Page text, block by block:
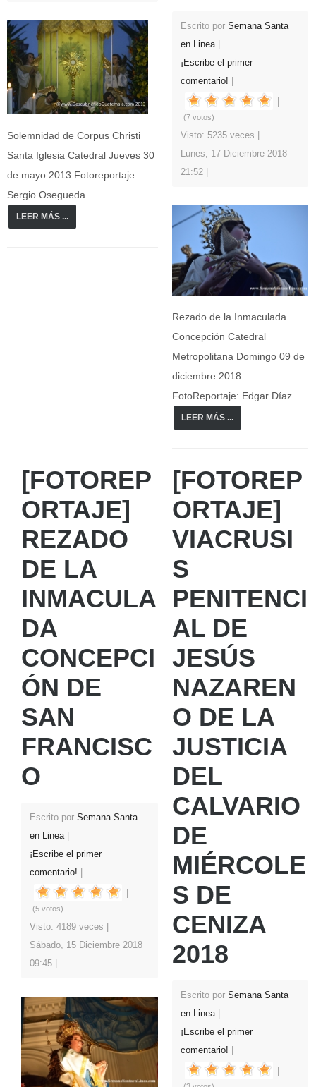
Solemnidad de Corpus Christi
Santa Iglesia Catedral Jueves 30
de mayo 2013 Fotoreportaje:
Sergio Osegueda
LEER MÁS ...
Escrito por Semana Santa
en Linea
¡Escribe el primer
comentario!
(7 votos)
Visto: 5235 veces
Lunes, 17 Diciembre 2018
21:52
Rezado de la Inmaculada
Concepción Catedral
Metropolitana Domingo 09 de
diciembre 2018
FotoReportaje: Edgar Díaz
LEER MÁS ...
[FOTOREP
ORTAJE]
REZADO
DE LA
INMACULA
DA
CONCEPCI
ÓN DE
SAN
FRANCISC
O
Escrito por Semana Santa
en Linea
¡Escribe el primer
comentario!
(5 votos)
Visto: 4189 veces
Sábado, 15 Diciembre 2018
09:45
[FOTOREP
ORTAJE]
VIACRUSI
S
PENITENCI
AL DE
JESÚS
NAZAREN
O DE LA
JUSTICIA
DEL
CALVARIO
DE
MIÉRCOLE
S DE
CENIZA
2018
Escrito por Semana Santa
en Linea
¡Escribe el primer
comentario!